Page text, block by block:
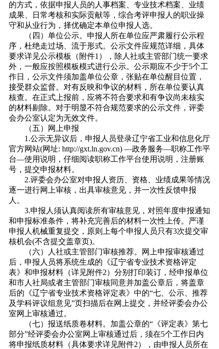
的方式，依据申报人员的人事档案、专业技术档案、业绩
成果、日常考核和实际贡献等，综合考评申报人的职业操
守和从业行为，择优确定本单位申报人选。
（四）单位公示。申报人所在单位应严肃履行公示程
序，杜绝走过场、流于形式。公示文件应规范详细，具体
要求详见公示模板（附件1），除人社或主管部门统一要求
外，一般应按照模板模式进行公示。公示期应不少于5个工
作日，公示文件须加盖单位公章，张贴在单位醒目位置，
接受群众监督。对有反映和争议的材料，所在单位要认真
核查。在正式上报前，应将不符合要求和有争议尚未核实
的材料剔除。对于明显不符合规范要求的公示文件，评委
会办公室认定为无效文件。
（五）网上申报
1.公示无异议后，申报人员登录辽宁省工业和信息化厅
官方网站(网址: http://gxt.ln.gov.cn) —政务服务—职称工作平
台—使用说明，仔细阅读职称工作平台使用说明，注册账
号，提交申报材料。
2.评委会办公室对申报人资历、资格、业绩成果等情况
逐一进行网上审核，出具审核意见，并一次性反馈申报
人。
3.申报人须认真阅读所有审核意见，对照年度申报通知
和申报标准条件，将补充完善后的材料一次性上传。严谨
申报人机械重复提交，原则上每个申报人员只有3次提交审
核机会(不含提交盖章页)。
（六）人社或主管部门审核推荐。网上申报审核通过
后，申报人员将系统生成的《辽宁省专业技术资格评定
表》和申报材料（详见附件2）分别打印装订，经申报单位
和市人社局或者主管部门审核同意并加盖公章后，将盖章
后的《辽宁省专业技术资格评定表》中的“七、公示、推荐
及学科评议组意见”页扫描后在网上提交，并经评委会办公
室网上审核通过。
（七）报送纸质卷材料。加盖公章的“《评定表》第七
部分”经评委会办公室网上审核通过后，须在5个工作日内
将申报纸质材料（具体要求详见附件2），由申报人员所在